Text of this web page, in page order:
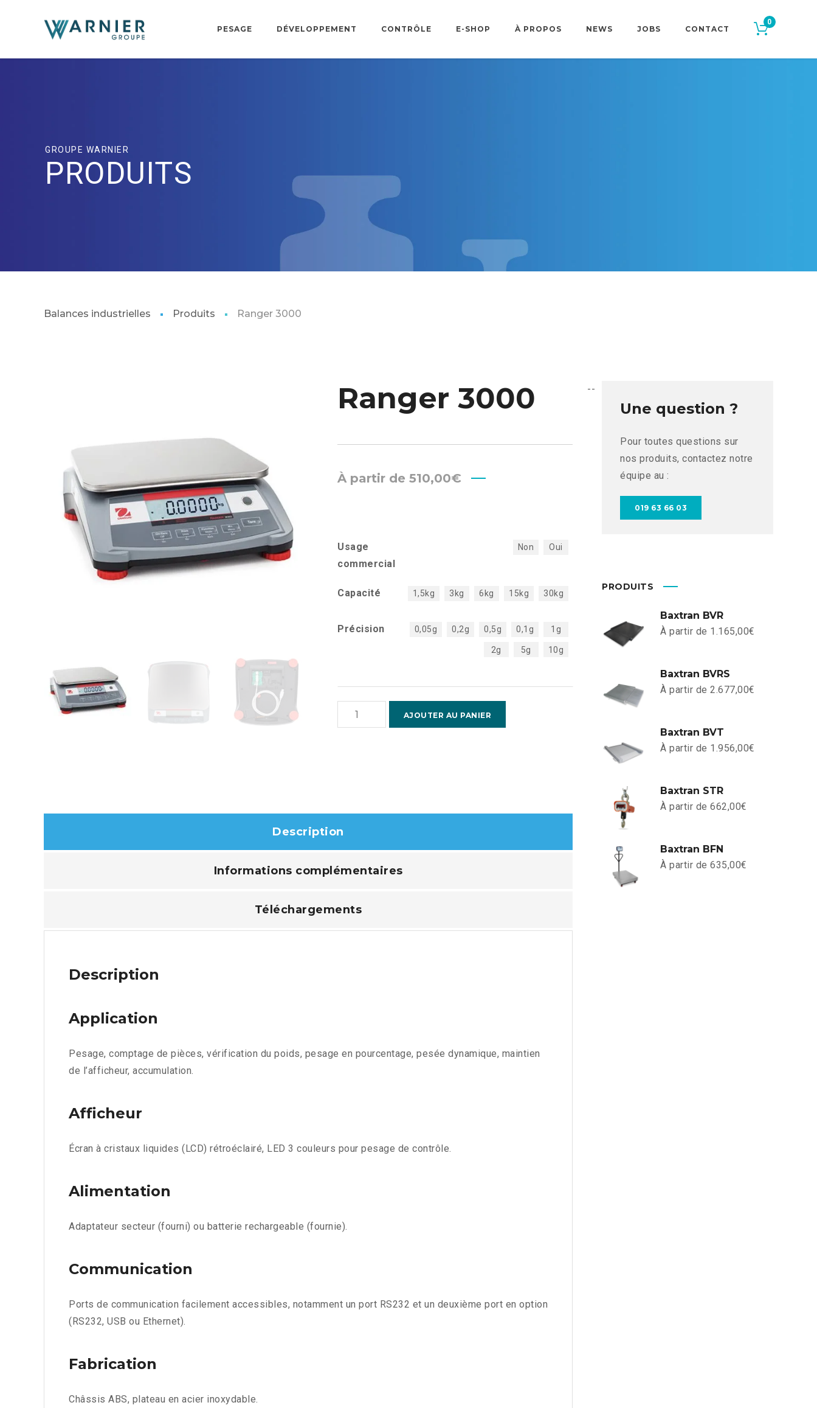
0
PESAGE DÉVELOPPEMENT CONTRÔLE E-SHOP À PROPOS NEWS JOBS CONTACT
GROUPE WARNIER
PRODUITS
Balances industrielles Produits Ranger 3000
Ranger 3000
À partir de 510,00€
Usage
commercial
Non Oui
Capacité 1,5kg 3kg 6kg 15kg 30kg
Précision 0,05g 0,2g 0,5g 0,1g 1g
2g 5g 10g
quantité
de
AJOUTER AU PANIER
Description
Informations complémentaires
Téléchargements
Description
Application
Pesage, comptage de pièces, vérification du poids, pesage en pourcentage, pesée dynamique, maintien
de l’afficheur, accumulation.
Afficheur
Écran à cristaux liquides (LCD) rétroéclairé, LED 3 couleurs pour pesage de contrôle.
Alimentation
Adaptateur secteur (fourni) ou batterie rechargeable (fournie).
Communication
Ports de communication facilement accessibles, notamment un port RS232 et un deuxième port en option
(RS232, USB ou Ethernet).
Fabrication
Châssis ABS, plateau en acier inoxydable.
Une question ?
Pour toutes questions sur
nos produits, contactez notre
équipe au :
019 63 66 03
PRODUITS
Baxtran BVR
À partir de 1.165,00€
Baxtran BVRS
À partir de 2.677,00€
Baxtran BVT
À partir de 1.956,00€
Baxtran STR
À partir de 662,00€
Baxtran BFN
À partir de 635,00€
--